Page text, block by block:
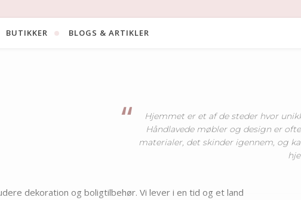
BUTIKKER BLOGS & ARTIKLER
Hjemmet er et af de steder hvor
Håndlavede møbler og design er
materialer, det skinder igennem, og
dekoration og boligtilbehør. Vi lever i en tid og et land